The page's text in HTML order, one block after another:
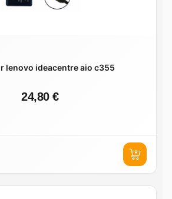
lenovo ideacentre aio c355
24,80 €